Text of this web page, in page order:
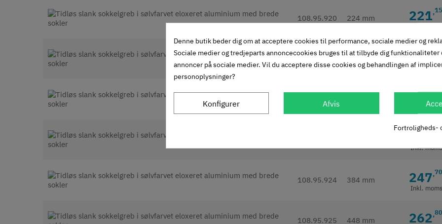
108.95.920 224 mm 221,15
108.95.921 256 mm 228,40
Inkl.
108.95.922 236,15
Inkl. moms
239
90
Inkl.
108.95.924 384 mm 247,70
Inkl. moms
108.95.925 448 mm 262,80
Denne butik beder dig om at acceptere cookies til performance, sociale medier og
Sociale medier og tredjeparts annoncecookies bruges til at tilbyde dig funktionaliteter
annoncer på sociale medier. Vil du acceptere disse cookies og behandlingen af
personoplysninger?
Konfigurer Afvis
Fortroligheds-